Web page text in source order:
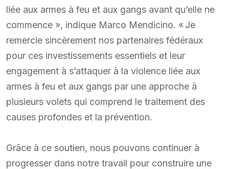
liée aux armes à feu et aux gangs avant qu’elle ne
commence », indique Marco Mendicino. « Je
remercie sincèrement nos partenaires fédéraux
pour ces investissements essentiels et leur
engagement à s’attaquer à la violence liée aux
armes à feu et aux gangs par une approche à
plusieurs volets qui comprend le traitement des
causes profondes et la prévention.
Grâce à ce soutien, nous pouvons continuer à
progresser dans notre travail pour construire une